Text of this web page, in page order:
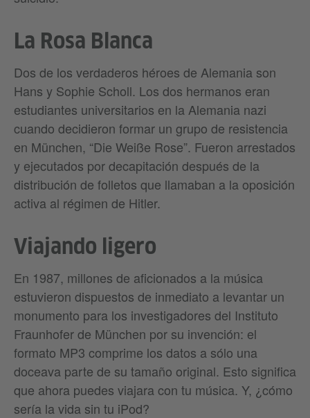
La Rosa Blanca
Dos de los verdaderos héroes de Alemania son
Hans y Sophie Scholl. Los dos hermanos eran
estudiantes universitarios en la Alemania nazi
cuando decidieron formar un grupo de resistencia
en München, “Die Weiße Rose”. Fueron arrestados
y ejecutados por decapitación después de la
distribución de folletos que llamaban a la oposición
activa al régimen de Hitler.
Viajando ligero
En 1987, millones de aficionados a la música
estuvieron dispuestos de inmediato a levantar un
monumento para los investigadores del Instituto
Fraunhofer de München por su invención: el
formato MP3 comprime los datos a sólo una
doceava parte de su tamaño original. Esto significa
que ahora puedes viajara con tu música. Y, ¿cómo
sería la vida sin tu iPod?